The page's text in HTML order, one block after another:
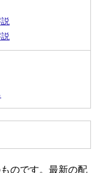
のです。最新の配